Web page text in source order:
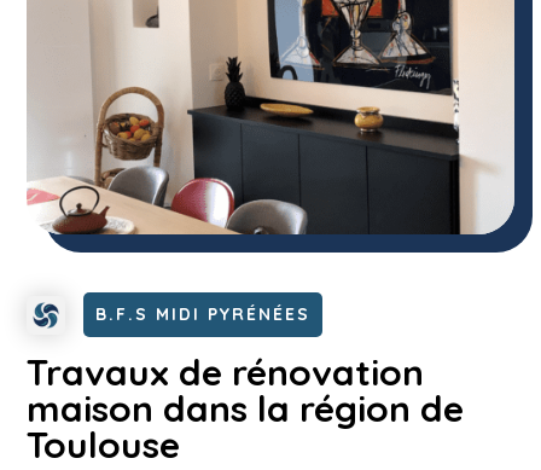
B.F.S MIDI PYRÉNÉES
Travaux de rénovation
maison dans la région de
Toulouse